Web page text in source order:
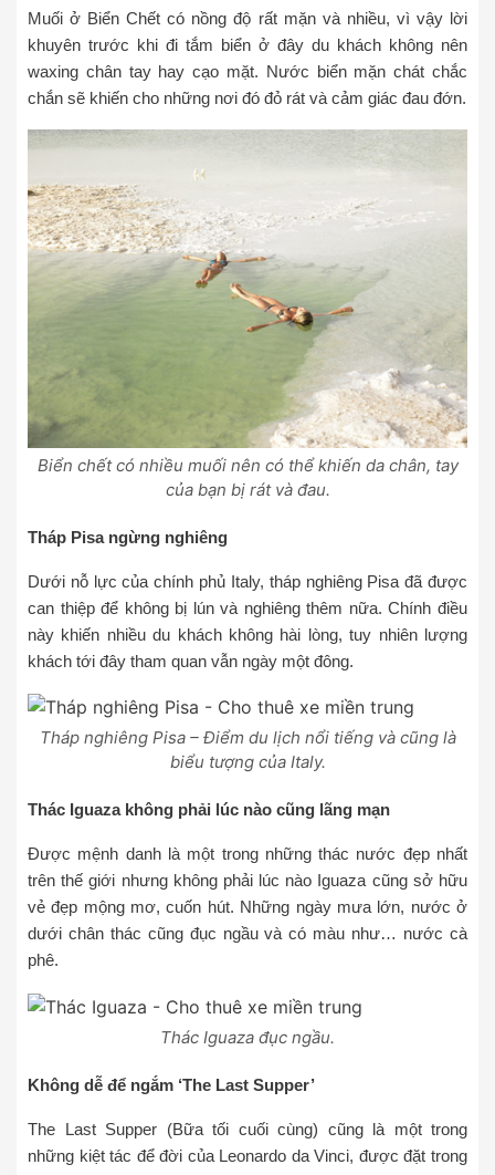
Muối ở Biển Chết có nồng độ rất mặn và nhiều, vì vậy lời
khuyên trước khi đi tắm biển ở đây du khách không nên
waxing chân tay hay cạo mặt. Nước biển mặn chát chắc
chắn sẽ khiến cho những nơi đó đỏ rát và cảm giác đau đớn.
Biển chết có nhiều muối nên có thể khiến da chân, tay
của bạn bị rát và đau.
Tháp Pisa ngừng nghiêng
Dưới nỗ lực của chính phủ Italy, tháp nghiêng Pisa đã được
can thiệp để không bị lún và nghiêng thêm nữa. Chính điều
này khiến nhiều du khách không hài lòng, tuy nhiên lượng
khách tới đây tham quan vẫn ngày một đông.
Tháp nghiêng Pisa – Điểm du lịch nổi tiếng và cũng là
biểu tượng của Italy.
Thác Iguaza không phải lúc nào cũng lãng mạn
Được mệnh danh là một trong những thác nước đẹp nhất
trên thế giới nhưng không phải lúc nào Iguaza cũng sở hữu
vẻ đẹp mộng mơ, cuốn hút. Những ngày mưa lớn, nước ở
dưới chân thác cũng đục ngầu và có màu như… nước cà
phê.
Thác Iguaza đục ngầu.
Không dễ để ngắm ‘The Last Supper’
The Last Supper (Bữa tối cuối cùng) cũng là một trong
những kiệt tác để đời của Leonardo da Vinci, được đặt trong